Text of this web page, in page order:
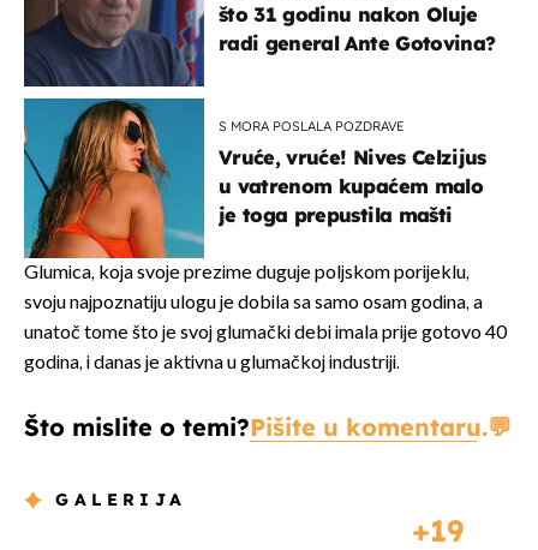
što 31 godinu nakon Oluje
radi general Ante Gotovina?
S MORA POSLALA POZDRAVE
Vruće, vruće! Nives Celzijus
u vatrenom kupaćem malo
je toga prepustila mašti
Glumica, koja svoje prezime duguje poljskom porijeklu,
svoju najpoznatiju ulogu je dobila sa samo osam godina, a
unatoč tome što je svoj glumački debi imala prije gotovo 40
godina, i danas je aktivna u glumačkoj industriji.
Što mislite o temi?Pišite u komentaru.
GALERIJA
19